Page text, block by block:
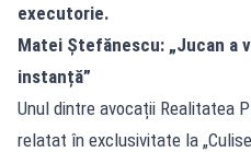
executorie.
Matei Ștefănescu: „Jucan a
instanță”
Unul dintre avocații Realitatea
relatat în exclusivitate la